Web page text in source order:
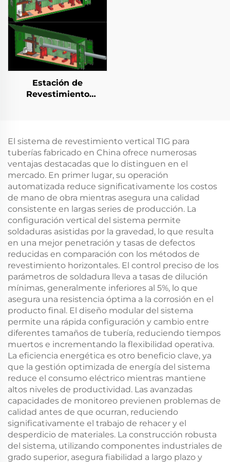
Estación de
Revestimiento
El sistema de revestimiento vertical TIG para
tuberías fabricado en China ofrece numerosas
ventajas destacadas que lo distinguen en el
mercado. En primer lugar, su operación
automatizada reduce significativamente los costos
de mano de obra mientras asegura una calidad
consistente en largas series de producción. La
configuración vertical del sistema permite
soldaduras asistidas por la gravedad, lo que resulta
en una mejor penetración y tasas de defectos
reducidas en comparación con los métodos de
revestimiento horizontales. El control preciso de los
parámetros de soldadura lleva a tasas de dilución
mínimas, generalmente inferiores al 5%, lo que
asegura una resistencia óptima a la corrosión en el
producto final. El diseño modular del sistema
permite una rápida configuración y cambio entre
diferentes tamaños de tubería, reduciendo tiempos
muertos e incrementando la flexibilidad operativa.
La eficiencia energética es otro beneficio clave, ya
que la gestión optimizada de energía del sistema
reduce el consumo eléctrico mientras mantiene
altos niveles de productividad. Las avanzadas
capacidades de monitoreo previenen problemas de
calidad antes de que ocurran, reduciendo
significativamente el trabajo de rehacer y el
desperdicio de materiales. La construcción robusta
del sistema, utilizando componentes industriales de
grado superior, asegura fiabilidad a largo plazo y